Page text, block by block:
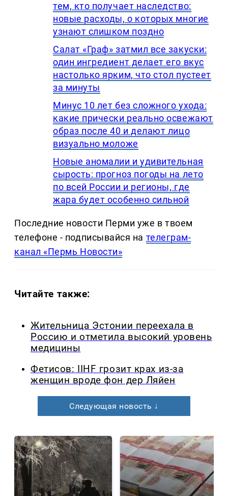
тем, кто получает наследство:
новые расходы, о которых многие
узнают слишком поздно
Салат «Граф» затмил все закуски:
один ингредиент делает его вкус
настолько ярким, что стол пустеет
за минуты
Минус 10 лет без сложного ухода:
какие прически реально освежают
образ после 40 и делают лицо
визуально моложе
Новые аномалии и удивительная
сырость: прогноз погоды на лето
по всей России и регионы, где
жара будет особенно сильной
Последние новости Перми уже в твоем
телефоне - подписывайся на телеграм-
канал «Пермь Новости»
Читайте также:
Жительница Эстонии переехала в
Россию и отметила высокий уровень
медицины
Фетисов: IIHF грозит крах из-за
женщин вроде фон дер Ляйен
Следующая новость ↓